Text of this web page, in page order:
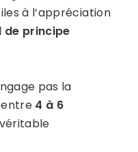
à l’appréciation
de principe
pas la
entre 4 à 6